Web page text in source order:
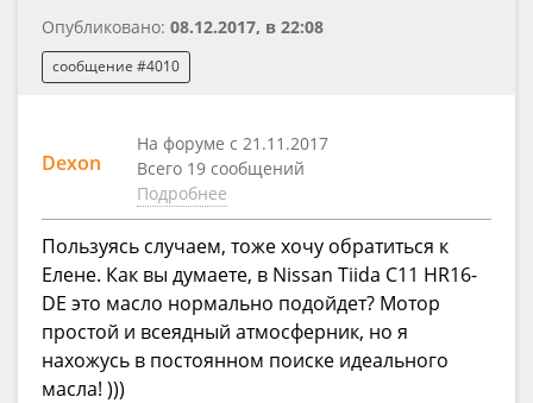
Опубликовано: 08.12.2017, в 22:08
сообщение #4010
Dexon
На форуме с 21.11.2017
Всего 19 сообщений
Подробнее
Пользуясь случаем, тоже хочу обратиться к
Елене. Как вы думаете, в Nissan Tiida C11 HR16-
DE это масло нормально подойдет? Мотор
простой и всеядный атмосферник, но я
нахожусь в постоянном поиске идеального
масла! )))